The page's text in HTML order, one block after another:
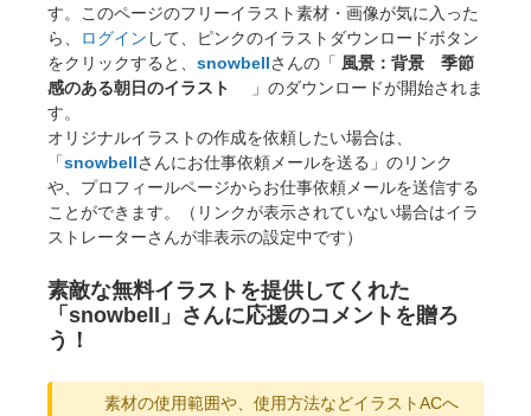
す。このページのフリーイラスト素材・画像が気に入った
ら、
ログイン して、ピンクのイラストダウンロードボタン
をクリックすると、 snowbellさんの「 風景：背景 季節
感のある朝日のイラスト
」のダウンロードが開始されま
す。
オリジナルイラストの作成を依頼したい場合は、
「snowbellさんにお仕事依頼メールを送る」のリンク
や、プロフィールページからお仕事依頼メールを送信する
ことができます。（リンクが表示されていない場合はイラ
ストレーターさんが非表示の設定中です）
素敵な無料イラストを提供してくれた
「snowbell」さんに応援のコメントを贈ろ
う！
素材の使用範囲や、使用方法などイラストACへ